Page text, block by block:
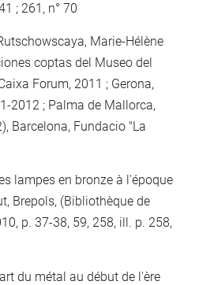
; 261, n° 70
Marie-Hélène
coptas del Museo del
Forum, 2011 ; Gerona,
2012 ; Palma de Mallorca,
Barcelona, Fundacio "La
lampes en bronze à l'époque
Brepols, (Bibliothèque de
p. 37-38, 59, 258, ill. p. 258,
du métal au début de l'ère